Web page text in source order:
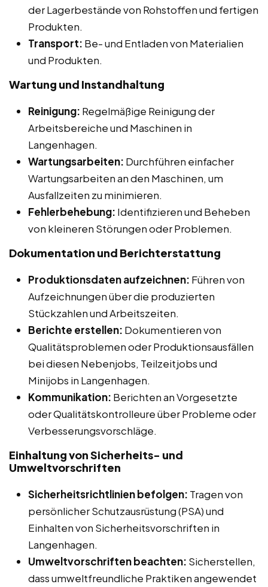
der Lagerbestände von Rohstoffen und fertigen
Produkten.
Transport: Be- und Entladen von Materialien
und Produkten.
Wartung und Instandhaltung
Reinigung: Regelmäßige Reinigung der
Arbeitsbereiche und Maschinen in
Langenhagen.
Wartungsarbeiten: Durchführen einfacher
Wartungsarbeiten an den Maschinen, um
Ausfallzeiten zu minimieren.
Fehlerbehebung: Identifizieren und Beheben
von kleineren Störungen oder Problemen.
Dokumentation und Berichterstattung
Produktionsdaten aufzeichnen: Führen von
Aufzeichnungen über die produzierten
Stückzahlen und Arbeitszeiten.
Berichte erstellen: Dokumentieren von
Qualitätsproblemen oder Produktionsausfällen
bei diesen Nebenjobs, Teilzeitjobs und
Minijobs in Langenhagen.
Kommunikation: Berichten an Vorgesetzte
oder Qualitätskontrolleure über Probleme oder
Verbesserungsvorschläge.
Einhaltung von Sicherheits- und
Umweltvorschriften
Sicherheitsrichtlinien befolgen: Tragen von
persönlicher Schutzausrüstung (PSA) und
Einhalten von Sicherheitsvorschriften in
Langenhagen.
Umweltvorschriften beachten: Sicherstellen,
dass umweltfreundliche Praktiken angewendet